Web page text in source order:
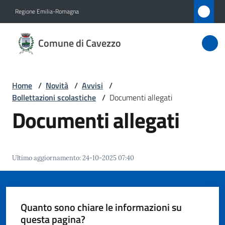
Regione Emilia-Romagna
Comune di Cavezzo
di
Servizi
Vivere
Cavezzo
Home / Novità / Avvisi /
Bollettazioni scolastiche / Documenti allegati
Documenti allegati
Ultimo aggiornamento:24-10-2025 07:40
Quanto sono chiare le informazioni su
questa pagina?